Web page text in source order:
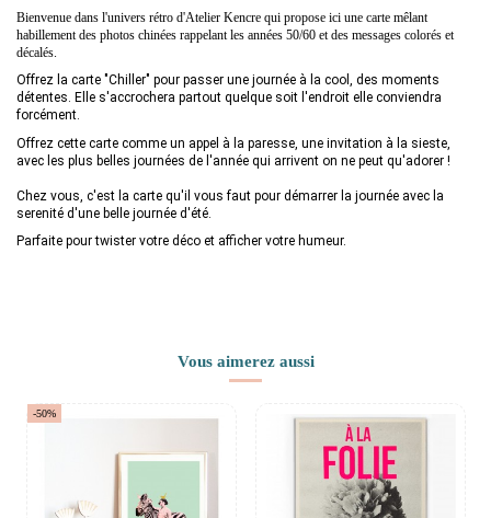
Bienvenue dans l'univers rétro d'Atelier Kencre qui propose ici une carte mêlant
habillement des photos chinées rappelant les années 50/60 et des messages colorés et
décalés.
Offrez la carte "Chiller" pour passer une journée à la cool, des moments
détentes. Elle s'accrochera partout quelque soit l'endroit elle conviendra
forcément.
Offrez cette carte comme un appel à la paresse, une invitation à la sieste,
avec les plus belles journées de l'année qui arrivent on ne peut qu'adorer !
Chez vous, c'est la carte qu'il vous faut pour démarrer la journée avec la
serenité d'une belle journée d'été.
Parfaite pour twister votre déco et afficher votre humeur.
Vous aimerez aussi
-50%